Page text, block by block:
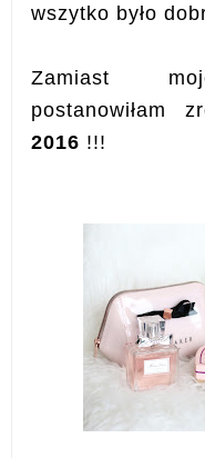
wszytko było
Zamiast
postanowiłam
2016 !!!